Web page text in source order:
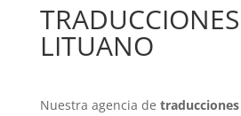
LITUANO
Nuestra agencia de